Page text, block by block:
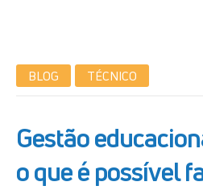
BLOG TÉCNICO
Gestão
o que é possível